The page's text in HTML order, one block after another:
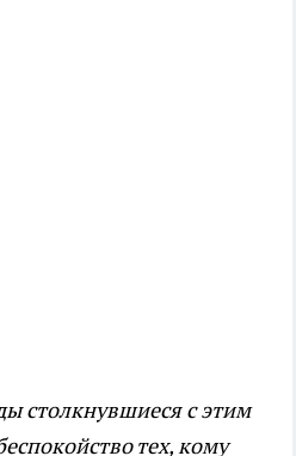
столкнувшиеся с этим
тех, кому